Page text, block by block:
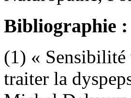
Bibliographie :
(1) « Sensibilité
traiter la